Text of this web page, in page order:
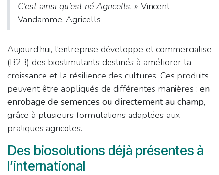
C’est ainsi qu’est né Agricells. » Vincent
Vandamme, Agricells
Aujourd’hui, l’entreprise développe et commercialise
(B2B) des biostimulants destinés à améliorer la
croissance et la résilience des cultures. Ces produits
peuvent être appliqués de différentes manières : en
enrobage de semences ou directement au champ,
grâce à plusieurs formulations adaptées aux
pratiques agricoles.
Des biosolutions déjà présentes à
l’international